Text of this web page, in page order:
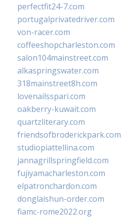
perfectfit24-7.com
portugalprivatedriver.com
von-racer.com
coffeeshopcharleston.com
salon104mainstreet.com
alkaspringswater.com
318mainstreet8h.com
lovenailsspari.com
oakberry-kuwait.com
quartzliterary.com
friendsofbroderickpark.com
studiopiattellina.com
jannagrillspringfield.com
fujiyamacharleston.com
elpatronchardon.com
donglaishun-order.com
fiamc-rome2022.org